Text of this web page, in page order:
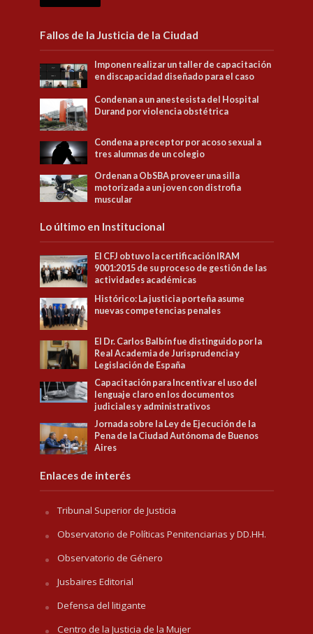
Fallos de la Justicia de la Ciudad
Imponen realizar un taller de capacitación
en discapacidad diseñado para el caso
Condenan a un anestesista del Hospital
Durand por violencia obstétrica
Condena a preceptor por acoso sexual a
tres alumnas de un colegio
Ordenan a ObSBA proveer una silla
motorizada a un joven con distrofia
muscular
Lo último en Institucional
El CFJ obtuvo la certificación IRAM
9001:2015 de su proceso de gestión de las
actividades académicas
Histórico: La justicia porteña asume
nuevas competencias penales
El Dr. Carlos Balbín fue distinguido por la
Real Academia de Jurisprudencia y
Legislación de España
Capacitación para Incentivar el uso del
lenguaje claro en los documentos
judiciales y administrativos
Jornada sobre la Ley de Ejecución de la
Pena de la Ciudad Autónoma de Buenos
Aires
Enlaces de interés
Tribunal Superior de Justicia
Observatorio de Políticas Penitenciarias y DD.HH.
Observatorio de Género
Jusbaires Editorial
Defensa del litigante
Centro de la Justicia de la Mujer